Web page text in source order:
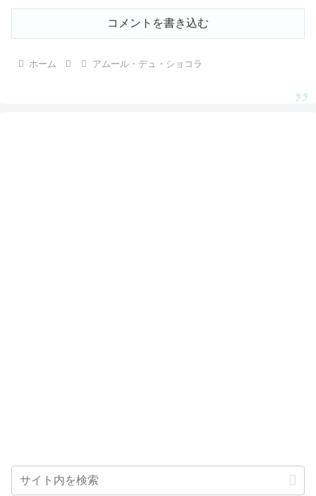
コメントを書き込む
ホーム アムール・デュ・ショコラ